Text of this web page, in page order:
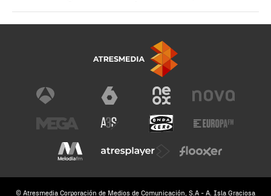
© Atresmedia Corporación de Medios de Comunicación, S.A - A. Isla Graciosa